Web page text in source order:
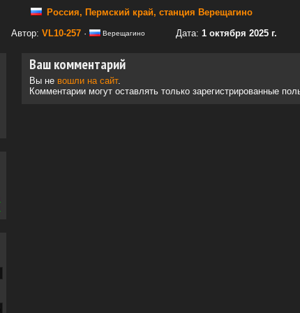
Россия, Пермский край, станция Верещагино
Автор: VL10-257· Верещагино Дата: 1 октября 2025 г.
Ваш комментарий
Вы не вошли на сайт.
Комментарии могут оставлять только зарегистрированные